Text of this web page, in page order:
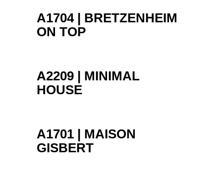
A1704 | BRETZENHEIM
ON TOP
A2209 | MINIMAL
HOUSE
A1701 | MAISON
GISBERT